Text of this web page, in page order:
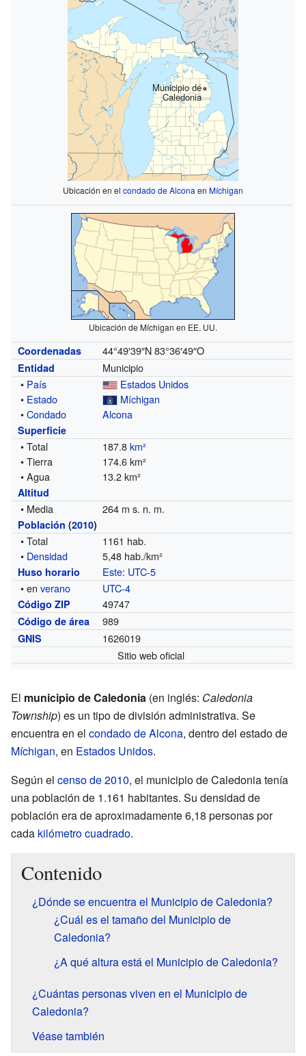
Municipio de
Caledonia
Ubicación en el condado de Alcona en Míchigan
Ubicación de Míchigan en EE. UU.
Coordenadas 44°49′39″N 83°36′49″O
Entidad
Municipio
• País
Estados Unidos
• Estado
Míchigan
•Condado Alcona
Superficie
• Total 187.8km²
• Tierra
174.6 km²
• Agua
13.2 km²
Altitud
• Media 264 m s. n. m.
Población (2010)
• Total
1161 hab.
• Densidad 5,48 hab./km²
Huso horario Este: UTC-5
• enverano UTC-4
Código ZIP 49747
Código de área 989
GNIS
1626019
Sitio web oficial
El municipio de Caledonia (en inglés: Caledonia
Township) es un tipo de división administrativa. Se
encuentra en el condado de Alcona, dentro del estado de
Míchigan, en Estados Unidos.
Según el censo de 2010, el municipio de Caledonia tenía
una población de 1.161 habitantes. Su densidad de
población era de aproximadamente 6,18 personas por
cada kilómetro cuadrado.
Contenido
¿Dónde se encuentra el Municipio de Caledonia?
¿Cuál es el tamaño del Municipio de
Caledonia?
¿A qué altura está el Municipio de Caledonia?
¿Cuántas personas viven en el Municipio de
Caledonia?
Véase también